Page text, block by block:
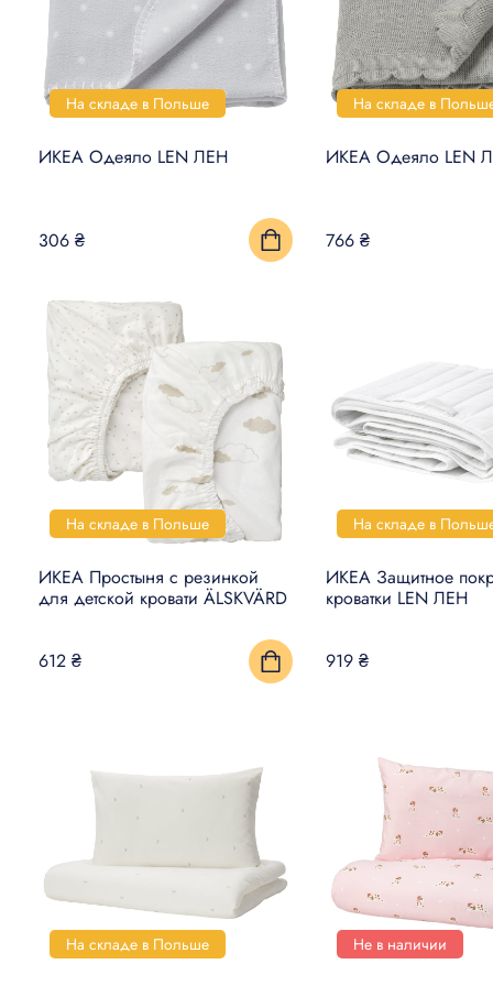
На складе в Польше
ИКЕА Одеяло LEN ЛЕН
306 ₴
На складе в
ИКЕА Одеяло LEN
766 ₴
На складе в Польше
ИКЕА Простыня с резинкой
для детской кровати ÄLSKVÄRD
612 ₴
На складе в
ИКЕА Защитное
кроватки LEN ЛЕН
919 ₴
На складе в Польше Не в наличии